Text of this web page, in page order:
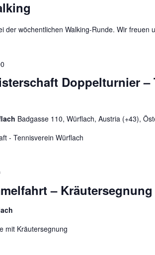
der wöchentlichen Walking-Runde. Wir freuen
Doppelturnier –
Badgasse 110, Würflach, Austria (+43),
- Tennisverein Würflach
– Kräutersegnung
mit Kräutersegnung